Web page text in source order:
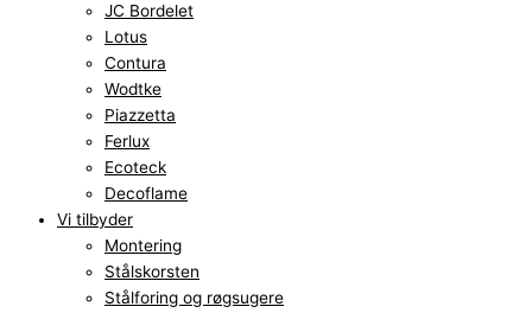
JC Bordelet
Lotus
Contura
Wodtke
Piazzetta
Ferlux
Ecoteck
Decoflame
Vi tilbyder
Montering
Stålskorsten
Stålforing og røgsugere